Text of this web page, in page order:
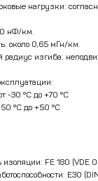
нагрузки:
нФ/км.
около 0,65 мГн/км.
изгиба:
-30 °C до +70 °C
°C до +50 °C
изоляции: FE 180 (VDE
E30